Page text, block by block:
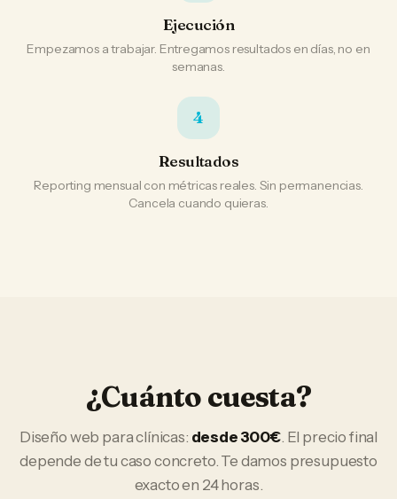
Ejecución
Empezamos a trabajar. Entregamos resultados en días, no en
semanas.
4
Resultados
Reporting mensual con métricas reales. Sin permanencias.
Cancela cuando quieras.
¿Cuánto cuesta?
Diseño web paraclínicas: desde 300€. El precio final
depende de tu caso concreto. Te damos presupuesto
exacto en 24 horas.